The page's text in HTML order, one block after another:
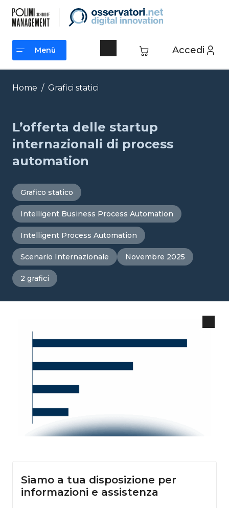
contenuto
Accedi
Menù
Menù
Home / Grafici statici
L’offerta delle startup
internazionali di process
automation
Grafico statico
Intelligent Business Process Automation
Intelligent Process Automation
Scenario Internazionale Novembre 2025
2 grafici
Siamo a tua disposizione per
informazioni e assistenza